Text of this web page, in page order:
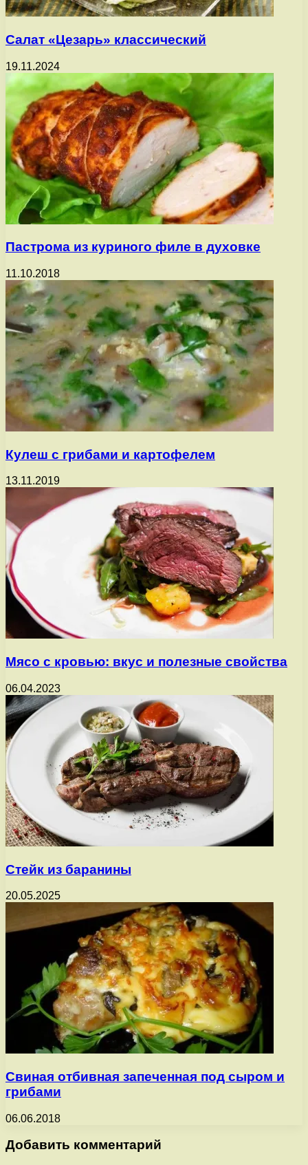
Салат «Цезарь» классический
19.11.2024
Пастрома из куриного филе в духовке
11.10.2018
Кулеш с грибами и картофелем
13.11.2019
Мясо с кровью: вкус и полезные свойства
06.04.2023
Стейк из баранины
20.05.2025
Свиная отбивная запеченная под сыром и
грибами
06.06.2018
Добавить комментарий